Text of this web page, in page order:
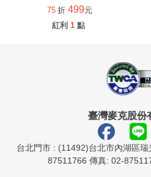
75 折 499元
紅利 1 點
臺灣麥克股份
台北門市 : (11492)台北市內湖區
87511766 傳真: 02-